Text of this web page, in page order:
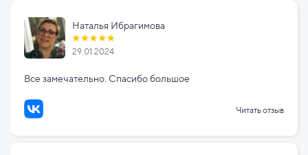
Наталья Ибрагимова
29.01.2024
Все замечательно. Спасибо большое
Читать отзыв